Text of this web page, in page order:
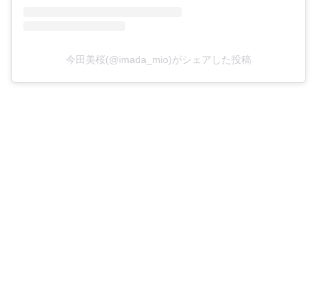
今田美桜(@imada_mio)がシェアした投稿